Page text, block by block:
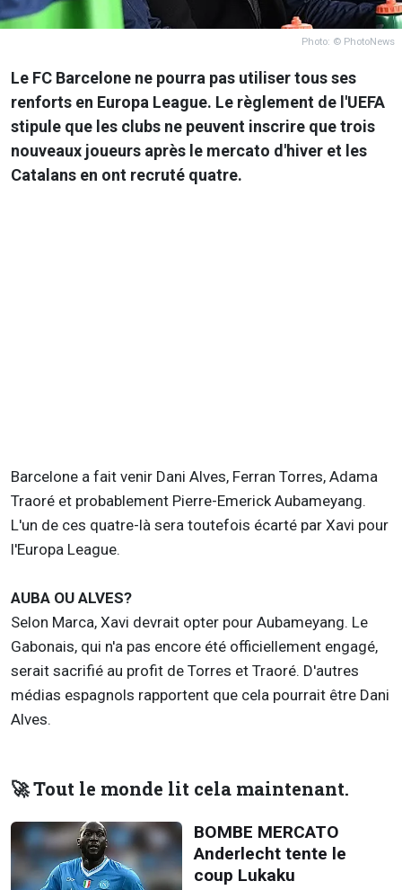
Photo: © PhotoNews
Le FC Barcelone ne pourra pas utiliser tous ses
renforts en Europa League. Le règlement de l'UEFA
stipule que les clubs ne peuvent inscrire que trois
nouveaux joueurs après le mercato d'hiver et les
Catalans en ont recruté quatre.
Barcelone a fait venir Dani Alves, Ferran Torres, Adama
Traoré et probablement Pierre-Emerick Aubameyang.
L'un de ces quatre-là sera toutefois écarté par Xavi pour
l'Europa League.
AUBA OU ALVES?
Selon Marca, Xavi devrait opter pour Aubameyang. Le
Gabonais, qui n'a pas encore été officiellement engagé,
serait sacrifié au profit de Torres et Traoré. D'autres
médias espagnols rapportent que cela pourrait être Dani
Alves.
🚀 Tout le monde lit cela maintenant.
BOMBE MERCATO
Anderlecht tente le
coup Lukaku